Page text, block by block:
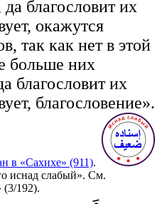
благословит их
окажутся
так как нет в этой
больше них
благословит их
благословение».
в «Сахихе» (911).
иснад слабый». См.
192).